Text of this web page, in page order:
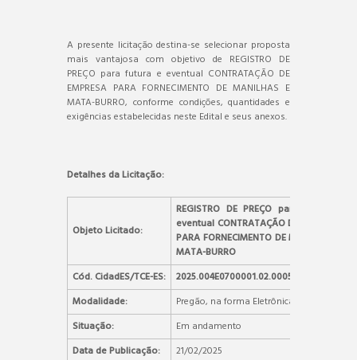
A presente licitação destina-se selecionar proposta
mais vantajosa com objetivo de REGISTRO DE
PREÇO para futura e eventual CONTRATAÇÃO DE
EMPRESA PARA FORNECIMENTO DE MANILHAS E
MATA-BURRO, conforme condições, quantidades e
exigências estabelecidas neste Edital e seus anexos.
Detalhes da Licitação:
Objeto Licitado:
REGISTRO DE PREÇO para futura e
eventual CONTRATAÇÃO DE EMPRESA
PARA FORNECIMENTO DE MANILHAS E
MATA-BURRO
Cód. CidadES/TCE-ES:
2025.004E0700001.02.0005
Modalidade:
Pregão, na forma Eletrônica
Situação:
Em andamento
Data de Publicação:
21/02/2025